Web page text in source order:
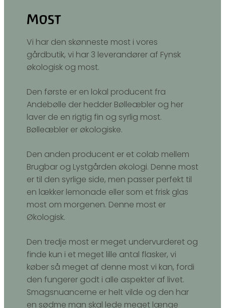
Most
Vi har den skønneste most i vores
gårdbutik, vi har 3 leverandører af Fynsk
økologisk og most.
Den første er en lokal producent fra
Andebølle der hedder Bølleæbler og her
laver de en rigtig fin og syrlig most.
Bølleæbler er økologiske.
Den anden producent er et colab mellem
Brugbar og Lystgården økologi. Denne most
er til den syrlige side, men passer perfekt til
en lækker lemonade eller som et frisk glas
most om morgenen. Denne most er
Økologisk.
Den tredje most er meget undervurderet og
finde kun i et meget lille antal flasker, vi
køber så meget af denne most vi kan, fordi
den fungerer godt i alle aspekter af livet.
Smagsnuancerne er helt vilde og den har
en sødme man skal lede meget længe